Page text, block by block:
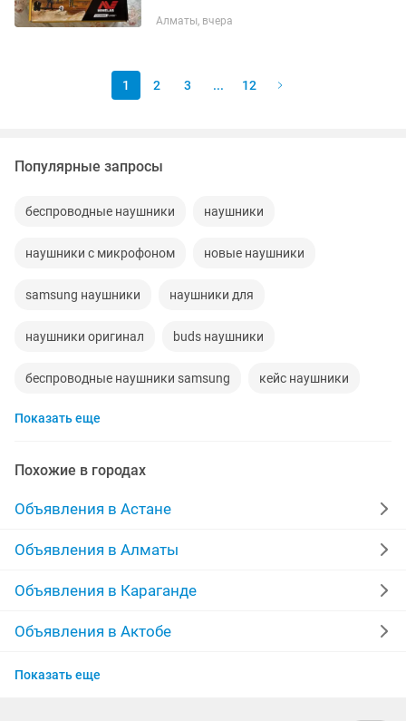
1000. Это уверенность качества,
Алматы, вчера
1 2 3 ... 12
Популярные запросы
беспроводные наушники наушники
наушники с микрофоном новые наушники
samsung наушники наушники для
наушники оригинал buds наушники
беспроводные наушники samsung кейс наушники
наушники бу
наушники для телефона
Показать еще
Похожие в городах
Объявления в Астане
Объявления в Алматы
Объявления в Караганде
Объявления в Актобе
Объявления в Актау
Показать еще